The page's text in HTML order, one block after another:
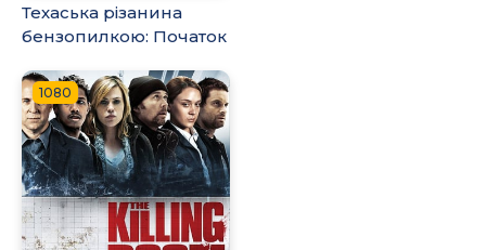
Техаська різанина
бензопилкою: Початок
1080